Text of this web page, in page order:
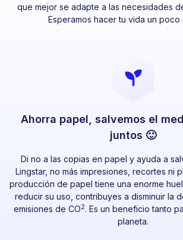
que mejor se adapte a las necesidades
Esperamos hacer tu vida un poco
Ahorra papel, salvemos el
juntos 🙂
Di no a las copias en papel y ayuda a
Lingstar, no más impresiones, recortes ni
producción de papel tiene una enorme
reducir su uso, contribuyes a disminuir la
emisiones de CO2. Es un beneficio tanto
planeta.